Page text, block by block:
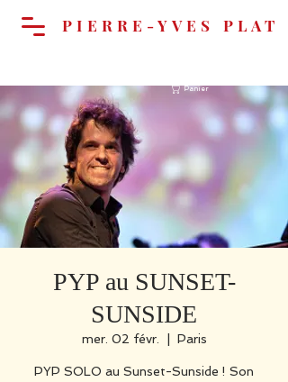
Panier
PIERRE-YVES PLAT
PYP au SUNSET-
SUNSIDE
mer. 02 févr. Paris
PYP SOLO au Sunset-Sunside ! Son